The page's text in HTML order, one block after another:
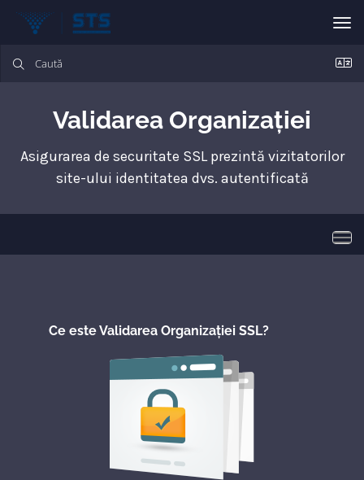
Validarea Organizației
Asigurarea de securitate SSL prezintă vizitatorilor
site-ului identitatea dvs. autentificată
Ce este Validarea Organizației SSL?